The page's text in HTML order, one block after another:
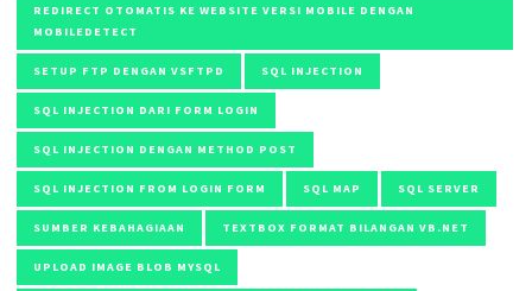
REDIRECT OTOMATIS KE WEBSITE VERSI MOBILE DENGAN
MOBILEDETECT
SETUP FTP DENGAN VSFTPD SQL INJECTION
SQL INJECTION DARI FORM LOGIN
SQL INJECTION DENGAN METHOD POST
SQL INJECTION FROM LOGIN FORM SQL MAP SQL SERVER
SUMBER KEBAHAGIAAN TEXTBOX FORMAT BILANGAN VB.NET
UPLOAD IMAGE BLOB MYSQL